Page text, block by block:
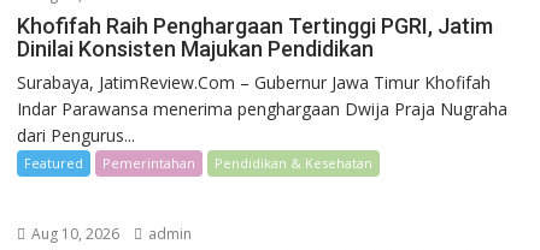
Khofifah Raih Penghargaan Tertinggi PGRI, Jatim
Dinilai Konsisten Majukan Pendidikan
Surabaya, JatimReview.Com – Gubernur Jawa Timur Khofifah
Indar Parawansa menerima penghargaan Dwija Praja Nugraha
dari Pengurus...
Featured Pemerintahan Pendidikan & Kesehatan
Aug 10, 2026 admin